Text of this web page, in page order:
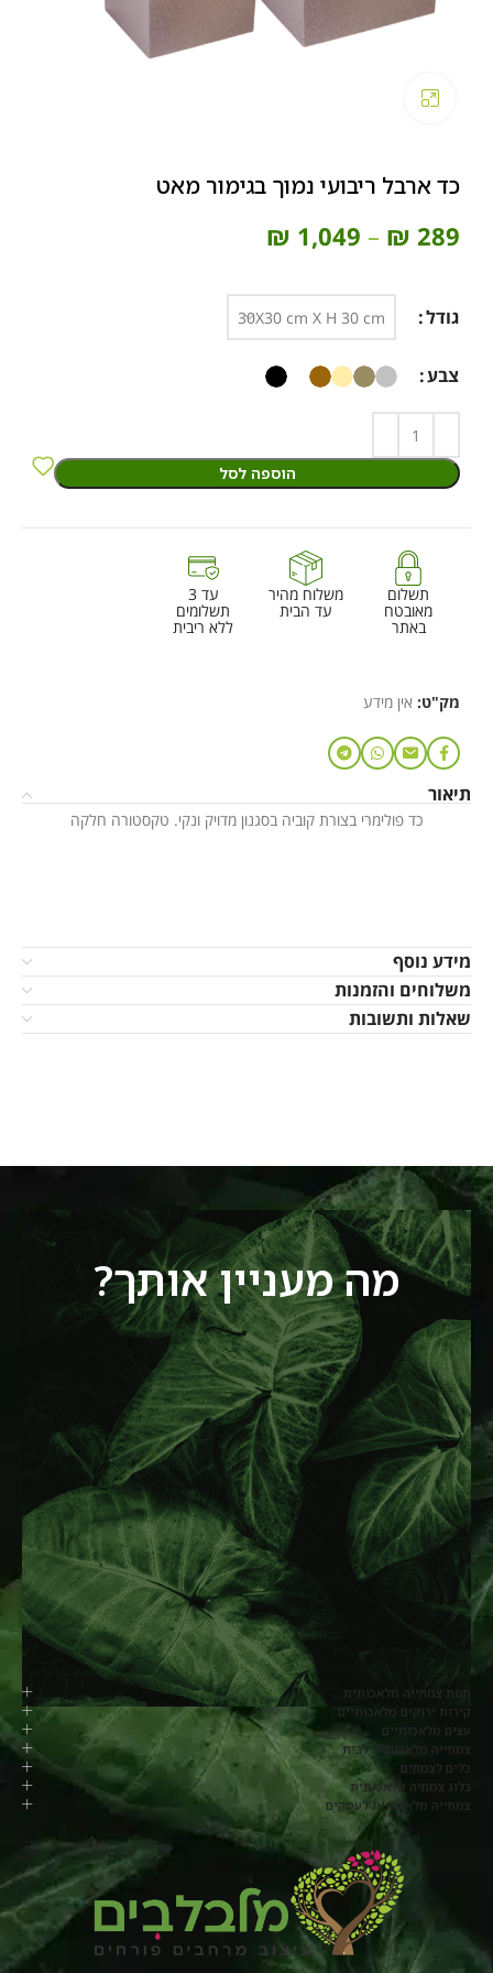
כד ארבל ריבועי נמוך בגימור מאט
₪ 289
–
₪ 1,049
גודל
צבע
הוספה לסל
תשלום
מאובטח
באתר
משלוח מהיר
עד הבית
עד 3
תשלומים
ללא ריבית
מק"ט: אין מידע
תיאור
כד פולימרי בצורת קוביה בסגנון מדויק ונקי. טקסטורה חלקה
מידע נוסף
משלוחים והזמנות
שאלות ותשובות
מה מעניין אותך?
חנות צמחייה מלאכותית
קירות ירוקים מלאכותיים
עצים מלאכותיים
צמחייה מלאכותית לבית
כלים לצמחים
בלוג צמחיה מלאכותית
צמחייה מלאכותית לעסקים